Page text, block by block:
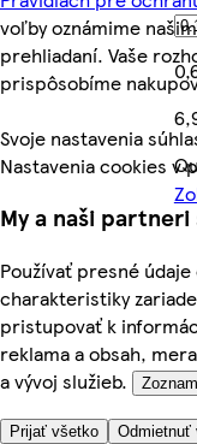
voľby oznámime
prehliadaní. Vaše
prispôsobíme
Svoje nastavenia
Nastavenia cookies v
My a naši
Používať presné
charakteristiky
pristupovať k
reklama a obsah,
a vývoj služieb.
Prijať všetko Odmietnuť